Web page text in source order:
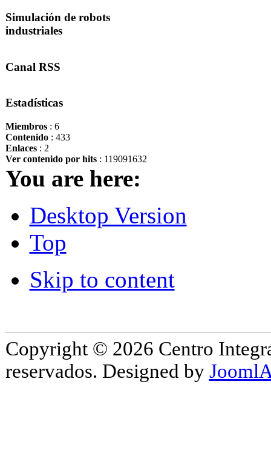
Simulación de robots
industriales
Canal RSS
Estadísticas
Miembros: 6
Contenido: 433
Enlaces: 2
Ver contenido por hits: 119091632
You are here:
Desktop Version
Top
Skip to content
Copyright © 2026 Centro
reservados. Designed by